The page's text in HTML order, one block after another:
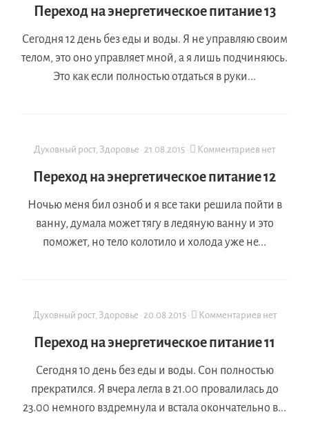
Переход на энергетическое питание 13
Сегодня 12 день без еды и воды. Я не управляю своим
телом, это оно управляет мной, а я лишь подчиняюсь.
Это как если полностью отдаться в руки...
Духовный рост, Здоровье · 21.08.2015 · Комментариев нет
Переход на энергетическое питание 12
Ночью меня бил озноб и я все таки решила пойти в
ванну, думала может тягу в ледяную ванну и это
поможет, но тело колотило и холода уже не...
Духовный рост, Здоровье · 20.08.2015· Комментариев нет
Переход на энергетическое питание 11
Сегодня 10 день без еды и воды. Сон полностью
прекратился. Я вчера легла в 21.00 провалилась до
23.00 немного вздремнула и встала окончательно в...